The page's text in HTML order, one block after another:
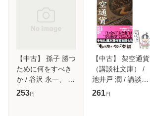
【中古】 孫子 勝つ
ために何をすべき
か / 谷沢 永一、 渡
部 昇一 / PHP研究
253円
【中古】 架空通貨
（講談社文庫） /
池井戸 潤 / 講談社
[文庫]【メール便送
261円